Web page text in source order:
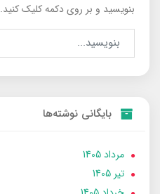
بنویسید و بر روی دکمه کلیک کنید.
بایگانی نوشته‌ها
مرداد 1405
تير 1405